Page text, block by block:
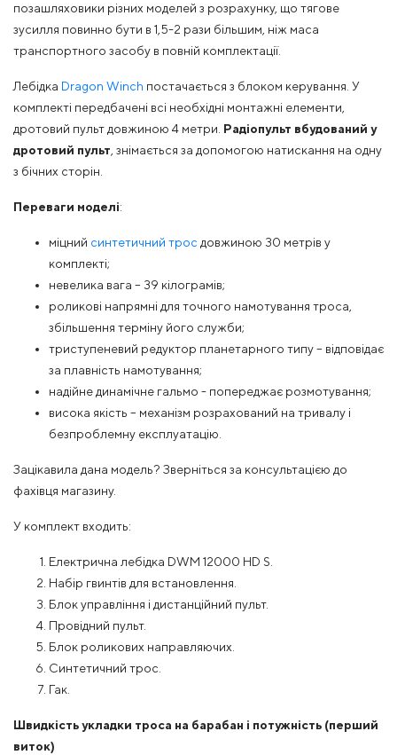
позашляховики різних моделей з розрахунку, що тягове
зусилля повинно бути в 1,5-2 рази більшим, ніж маса
транспортного засобу в повній комплектації.
Лебідка Dragon Winch постачається з блоком керування. У
комплекті передбачені всі необхідні монтажні елементи,
дротовий пульт довжиною 4 метри. Радіопульт вбудований у
дротовий пульт , знімається за допомогою натискання на одну
з бічних сторін.
Переваги моделі:
міцний синтетичний трос довжиною 30 метрів у
комплекті;
невелика вага – 39 кілограмів;
роликові напрямні для точного намотування троса,
збільшення терміну його служби;
триступеневий редуктор планетарного типу – відповідає
за плавність намотування;
надійне динамічне гальмо - попереджає розмотування;
висока якість – механізм розрахований на тривалу і
безпроблемну експлуатацію.
Зацікавила дана модель? Зверніться за консультацією до
фахівця магазину.
У комплект входить:
Електрична лебідка DWM 12000 HD S.
Набір гвинтів для встановлення.
Блок управління і дистанційний пульт.
Провідний пульт.
Блок роликових направляючих.
Синтетичний трос.
Гак.
Швидкість укладки троса на барабан і потужність (перший
виток)